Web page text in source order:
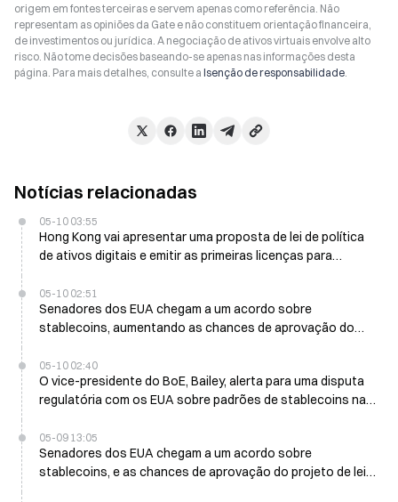
origem em fontes terceiras e servem apenas como referência. Não
representam as opiniões da Gate e não constituem orientação financeira,
de investimentos ou jurídica. A negociação de ativos virtuais envolve alto
risco. Não tome decisões baseando-se apenas nas informações desta
página. Para mais detalhes, consulte a Isenção de responsabilidade.
Notícias relacionadas
05-10 03:55
Hong Kong vai apresentar uma proposta de lei de política
de ativos digitais e emitir as primeiras licenças para
05-10 02:51
Senadores dos EUA chegam a um acordo sobre
stablecoins, aumentando as chances de aprovação do
05-10 02:40
O vice-presidente do BoE, Bailey, alerta para uma disputa
regulatória com os EUA sobre padrões de stablecoins na
05-09 13:05
Senadores dos EUA chegam a um acordo sobre
stablecoins, e as chances de aprovação do projeto de lei